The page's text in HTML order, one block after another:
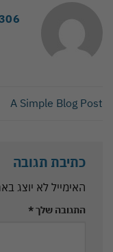
A Simple Blog Post
כתיבת תגובה
האימייל לא יוצג
התגובה שלך*